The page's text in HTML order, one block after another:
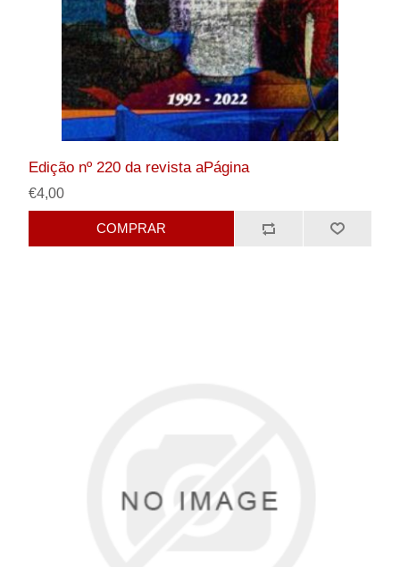
Edição nº 220 da revista aPágina
€4,00
COMPRAR